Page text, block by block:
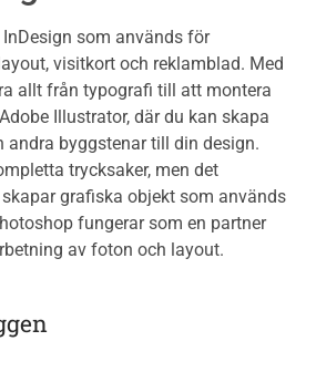
som används för
visitkort och reklamblad. Med
allt från typografi till att montera
Illustrator, där du kan skapa
andra byggstenar till din design.
trycksaker, men det
grafiska objekt som används
fungerar som en partner
av foton och layout.